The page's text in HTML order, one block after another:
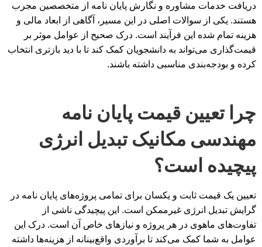
دریافت خدمات مشاوره و نگارش پایان نامه از متخصصین مجرب
هستند. یکی از سوالات اصلی در این مسیر، آگاهی از ابعاد مالی و
هزینه تمام شده این فرآیند است. درک صحیح از عوامل موثر بر
قیمت‌گذاری می‌تواند به دانشجویان کمک کند تا با دید بازتری انتخاب
کرده و بودجه‌بندی مناسبی داشته باشند.
چرا تعیین قیمت پایان نامه
مهندسی مکانیک تبدیل انرژی
پیچیده است؟
تعیین یک قیمت ثابت و یکسان برای تمامی پروژه‌های پایان نامه در
گرایش تبدیل انرژی غیرممکن است. این پیچیدگی ناشی از
تفاوت‌های ماهوی در هر پروژه و نیازهای خاص آن است. درک این
عوامل به شما کمک می‌کند تا برآوردی واقع‌بینانه از هزینه‌ها داشته